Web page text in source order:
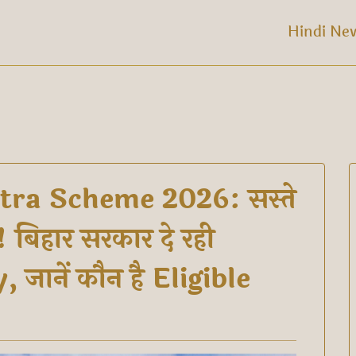
Hindi
Scheme 2026: सस्ते
सरकार दे रही
जानें कौन है Eligible